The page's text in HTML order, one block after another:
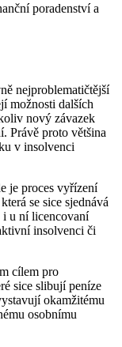
poradenství a
nejproblematičtější
možnosti dalších
nový závazek
Právě proto většina
v insolvenci
je proces vyřízení
se sice sjednává
i u ní licencovaní
insolvenci či
cílem pro
sice slibují peníze
okamžitému
osobnímu